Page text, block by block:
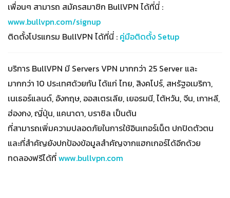
เพื่อนๆ สามารถ สมัครสมาชิก BullVPN ได้ที่นี่ :
www.bullvpn.com/signup
ติดตั้งโปรแกรม BullVPN ได้ที่นี่ : คู่มือติดตั้ง Setup
บริการ BullVPN มี Servers VPN มากกว่า 25 Server และ
มากกว่า 10 ประเทศด้วยกัน ได้แก่ ไทย, สิงคโปร์, สหรัฐอเมริกา,
เนเธอร์แลนด์, อังกฤษ, ออสเตรเลีย, เยอรมนี, ไต้หวัน, จีน, เกาหลี,
ฮ่องกง, ญี่ปุ่น, แคนาดา, บราซิล เป็นต้น
ที่สามารถเพิ่มความปลอดภัยในการใช้อินเทอร์เน็ต ปกปิดตัวตน
และที่สำคัญยังปกป้องข้อมูลสำคัญจากแฮกเกอร์ได้อีกด้วย
ทดลองฟรีได้ที่www.bullvpn.com